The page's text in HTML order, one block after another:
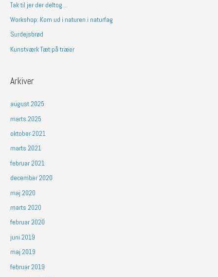
:
Tak til jer der deltog…
Workshop: Kom ud i naturen i naturfag
Surdejsbrød
Kunstværk Tæt på træer
Arkiver
august 2025
marts 2025
oktober 2021
marts 2021
februar 2021
december 2020
maj 2020
marts 2020
februar 2020
juni 2019
maj 2019
februar 2019